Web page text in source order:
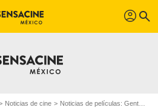
profil search
Noticias de cine Noticias de películas: Gente